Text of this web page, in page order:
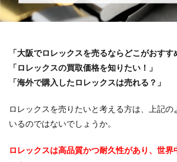
「大阪でロレックスを売るならどこがおすす
「ロレックスの買取価格を知りたい！」
「海外で購入したロレックスは売れる？」
ロレックスを売りたいと考える方は、上記の
いるのではないでしょうか。
ロレックスは高品質かつ耐久性があり、世